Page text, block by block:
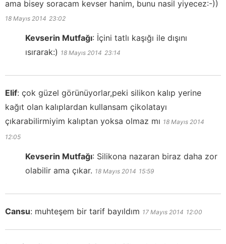
ama bisey soracam kevser hanim, bunu nasil yiyecez:-))
18 Mayıs 2014 23:02
Kevserin Mutfağı: İçini tatlı kaşığı ile dışını
ısırarak:) 18 Mayıs 2014 23:14
Elif: çok güzel görünüyorlar,peki silikon kalıp yerine
kağıt olan kalıplardan kullansam çikolatayı
çıkarabilirmiyim kalıptan yoksa olmaz mı 18 Mayıs 2014
12:05
Kevserin Mutfağı: Silikona nazaran biraz daha zor
olabilir ama çıkar. 18 Mayıs 2014 15:59
Cansu: muhteşem bir tarif bayıldım 17 Mayıs 2014 12:00